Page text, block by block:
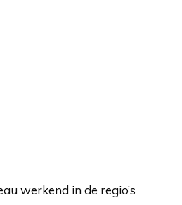
werkend in de regio’s